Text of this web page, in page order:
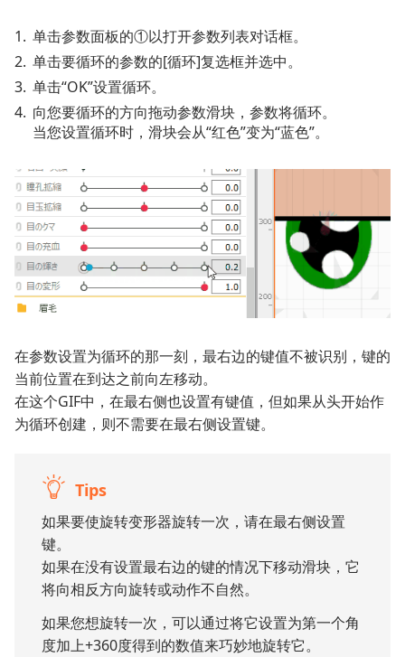
单击参数面板的①以打开参数列表对话框。
单击要循环的参数的[循环]复选框并选中。
单击“OK”设置循环。
向您要循环的方向拖动参数滑块，参数将循环。
当您设置循环时，滑块会从“红色”变为“蓝色”。
在参数设置为循环的那一刻，最右边的键值不被识别，键的
当前位置在到达之前向左移动。
在这个GIF中，在最右侧也设置有键值，但如果从头开始作
为循环创建，则不需要在最右侧设置键。
Tips
如果要使旋转变形器旋转一次，请在最右侧设置
键。
如果在没有设置最右边的键的情况下移动滑块，它
将向相反方向旋转或动作不自然。
如果您想旋转一次，可以通过将它设置为第一个角
度加上+360度得到的数值来巧妙地旋转它。